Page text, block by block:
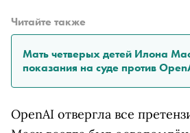
Читайте также
Мать четверых детей Илона
показания на суде против
OpenAI отвергла все